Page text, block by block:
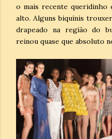
o mais recente queridinho
alto. Alguns biquínis
drapeado na região do
reinou quase que absoluto